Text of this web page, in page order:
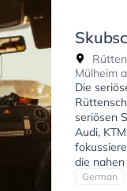
Mülheim
Die
seriösen
Audi,
die
German